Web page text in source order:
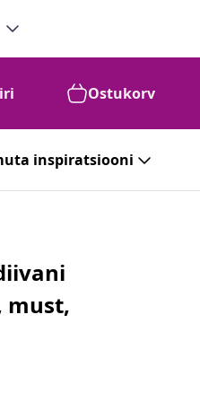
Ostukorv
inspiratsiooni
must,